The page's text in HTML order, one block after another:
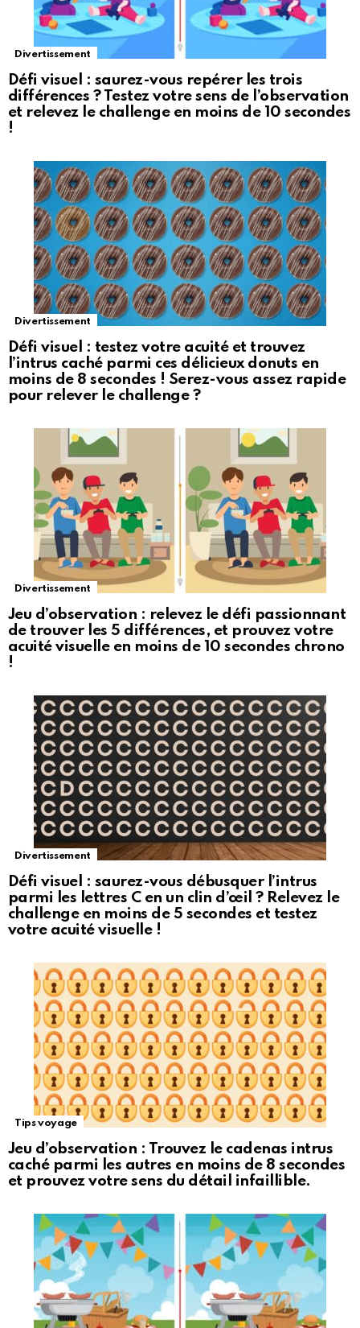
Divertissement
Défi visuel : saurez-vous repérer les trois
différences ? Testez votre sens de l’observation
et relevez le challenge en moins de 10 secondes
!
Divertissement
Défi visuel : testez votre acuité et trouvez
l’intrus caché parmi ces délicieux donuts en
moins de 8 secondes ! Serez-vous assez rapide
pour relever le challenge ?
Divertissement
Jeu d’observation : relevez le défi passionnant
de trouver les 5 différences, et prouvez votre
acuité visuelle en moins de 10 secondes chrono
!
Divertissement
Défi visuel : saurez-vous débusquer l’intrus
parmi les lettres C en un clin d’œil ? Relevez le
challenge en moins de 5 secondes et testez
votre acuité visuelle !
Tips voyage
Jeu d’observation : Trouvez le cadenas intrus
caché parmi les autres en moins de 8 secondes
et prouvez votre sens du détail infaillible.